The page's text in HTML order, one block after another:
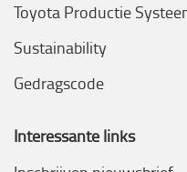
Toyota Productie
Sustainability
Gedragscode
Interessante links